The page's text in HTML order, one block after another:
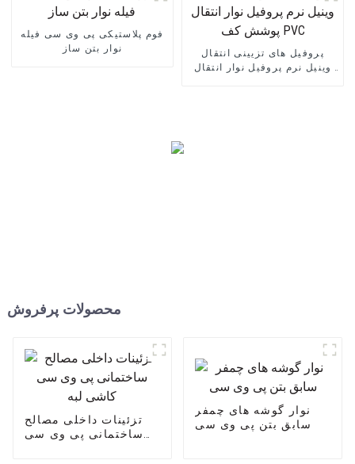
فوم پلاستیکی پی وی سی فیله
نوار بتن ساز
پروفیل های تزیینی انتقال
وینیل نرم پروفیل نوار انتقال
محصولات پرفروش
تزئینات داخلی مصالح
ساختمانی پی وی سی
نوار گوشه های چمفر
سابق بتن پی وی سی